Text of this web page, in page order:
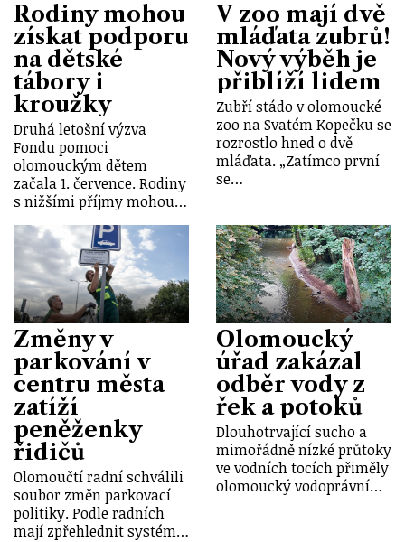
Rodiny mohou
získat podporu
na dětské
tábory i
kroužky
Druhá letošní výzva
Fondu pomoci
olomouckým dětem
začala 1. července. Rodiny
s nižšími příjmy mohou…
V zoo mají dvě
mláďata zubrů!
Nový výběh je
přiblíží lidem
Zubří stádo v olomoucké
zoo na Svatém Kopečku se
rozrostlo hned o dvě
mláďata. „Zatímco první
se…
Změny v
parkování v
centru města
zatíží
peněženky
řidičů
Olomoučtí radní schválili
soubor změn parkovací
politiky. Podle radních
mají zpřehlednit systém…
Olomoucký
úřad zakázal
odběr vody z
řek a potoků
Dlouhotrvající sucho a
mimořádně nízké průtoky
ve vodních tocích přiměly
olomoucký vodoprávní…